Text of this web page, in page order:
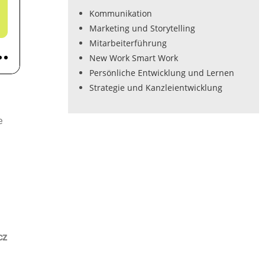
Kommunikation
Marketing und Storytelling
Mitarbeiterführung
New Work Smart Work
Persönliche Entwicklung und Lernen
Strategie und Kanzleientwicklung